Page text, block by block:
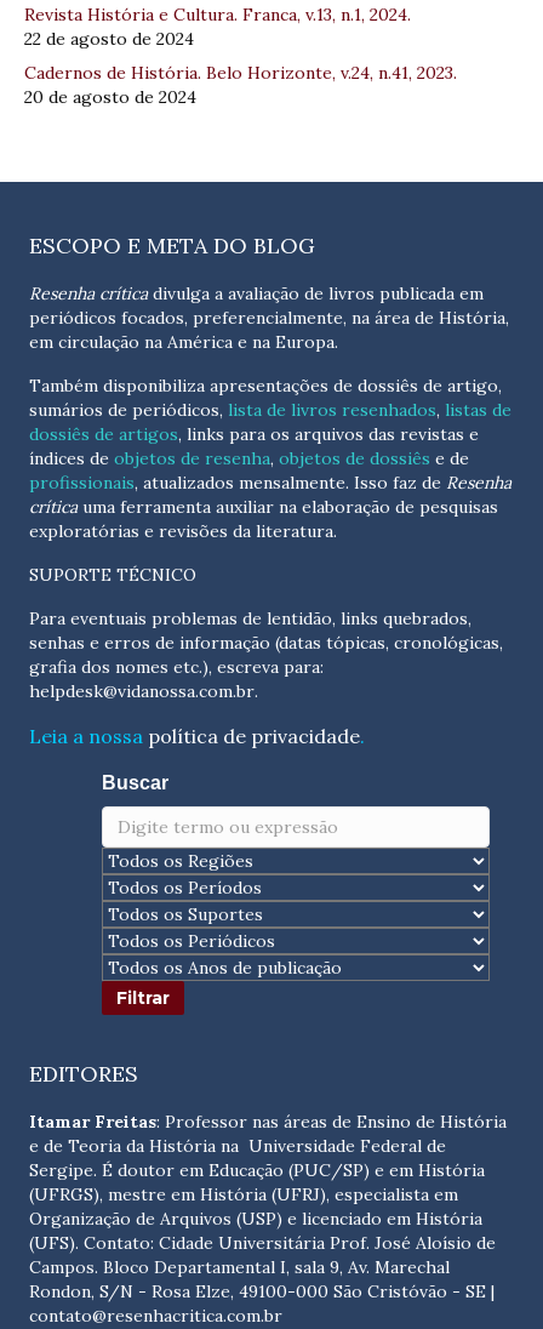
Revista História e Cultura. Franca, v.13, n.1, 2024.
22 de agosto de 2024
Cadernos de História. Belo Horizonte, v.24, n.41, 2023.
20 de agosto de 2024
ESCOPO E META DO BLOG
Resenha críticadivulga a avaliação de livros publicada em
periódicos focados, preferencialmente, na área de História,
em circulação na América e na Europa.
Também disponibiliza apresentações de dossiês de artigo,
sumários de periódicos, lista de livros resenhados, listas de
dossiês de artigos, links para os arquivos das revistas e
índices de objetos de resenha, objetos de dossiês e de
profissionais, atualizados mensalmente. Isso faz de Resenha
críticauma ferramenta auxiliar na elaboração de pesquisas
exploratórias e revisões da literatura.
SUPORTE TÉCNICO
Para eventuais problemas de lentidão, links quebrados,
senhas e erros de informação (datas tópicas, cronológicas,
helpdesk@vidanossa.com.br.
Leia a nossa política de privacidade.
Buscar
EDITORES
Itamar Freitas: Professor nas áreas de Ensino de História
e de Teoria da História na Universidade Federal de
Sergipe. É doutor em Educação (PUC/SP) e em História
(UFRGS), mestre em História (UFRJ), especialista em
Organização de Arquivos (USP) e licenciado em História
(UFS). Contato: Cidade Universitária Prof. José Aloísio de
Campos. Bloco Departamental I, sala 9, Av. Marechal
Rondon, S/N - Rosa Elze, 49100-000 São Cristóvão - SE |
contato@resenhacritica.com.br